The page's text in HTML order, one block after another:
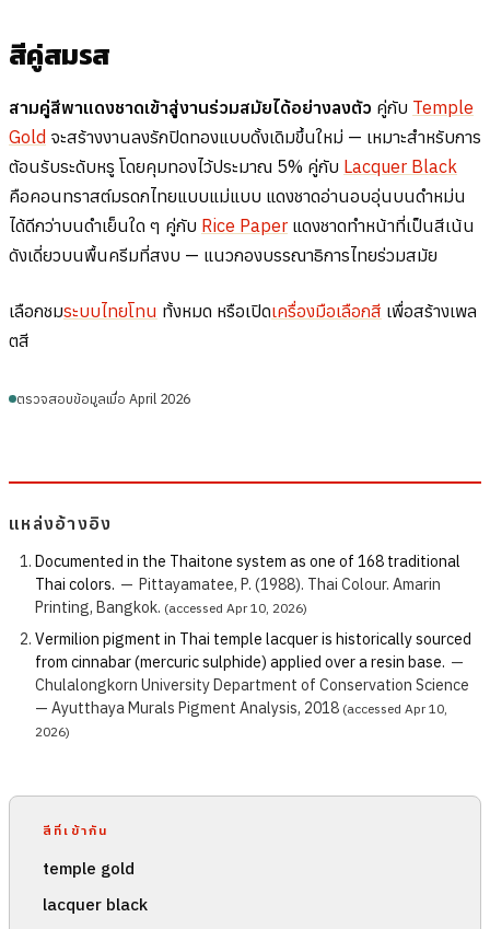
สีคู่สมรส
สามคู่สีพาแดงชาดเข้าสู่งานร่วมสมัยได้อย่างลงตัว คู่กับ Temple
Gold จะสร้างงานลงรักปิดทองแบบดั้งเดิมขึ้นใหม่ — เหมาะสำหรับการ
ต้อนรับระดับหรู โดยคุมทองไว้ประมาณ 5% คู่กับ Lacquer Black
คือคอนทราสต์มรดกไทยแบบแม่แบบ แดงชาดอ่านอบอุ่นบนดำหม่น
ได้ดีกว่าบนดำเย็นใด ๆ คู่กับ Rice Paper แดงชาดทำหน้าที่เป็นสีเน้น
ดังเดี่ยวบนพื้นครีมที่สงบ — แนวกองบรรณาธิการไทยร่วมสมัย
เลือกชมระบบไทยโทน ทั้งหมด หรือเปิดเครื่องมือเลือกสี เพื่อสร้างเพล
ตสี
ตรวจสอบข้อมูลเมื่อ April 2026
แหล่งอ้างอิง
Documented in the Thaitone system as one of 168 traditional
Thai colors. — Pittayamatee, P. (1988). Thai Colour. Amarin
Printing, Bangkok. (accessed Apr 10, 2026)
Vermilion pigment in Thai temple lacquer is historically sourced
from cinnabar (mercuric sulphide) applied over a resin base. —
Chulalongkorn University Department of Conservation Science
— Ayutthaya Murals Pigment Analysis, 2018 (accessed Apr 10,
2026)
สีที่เข้ากัน
temple gold
lacquer black